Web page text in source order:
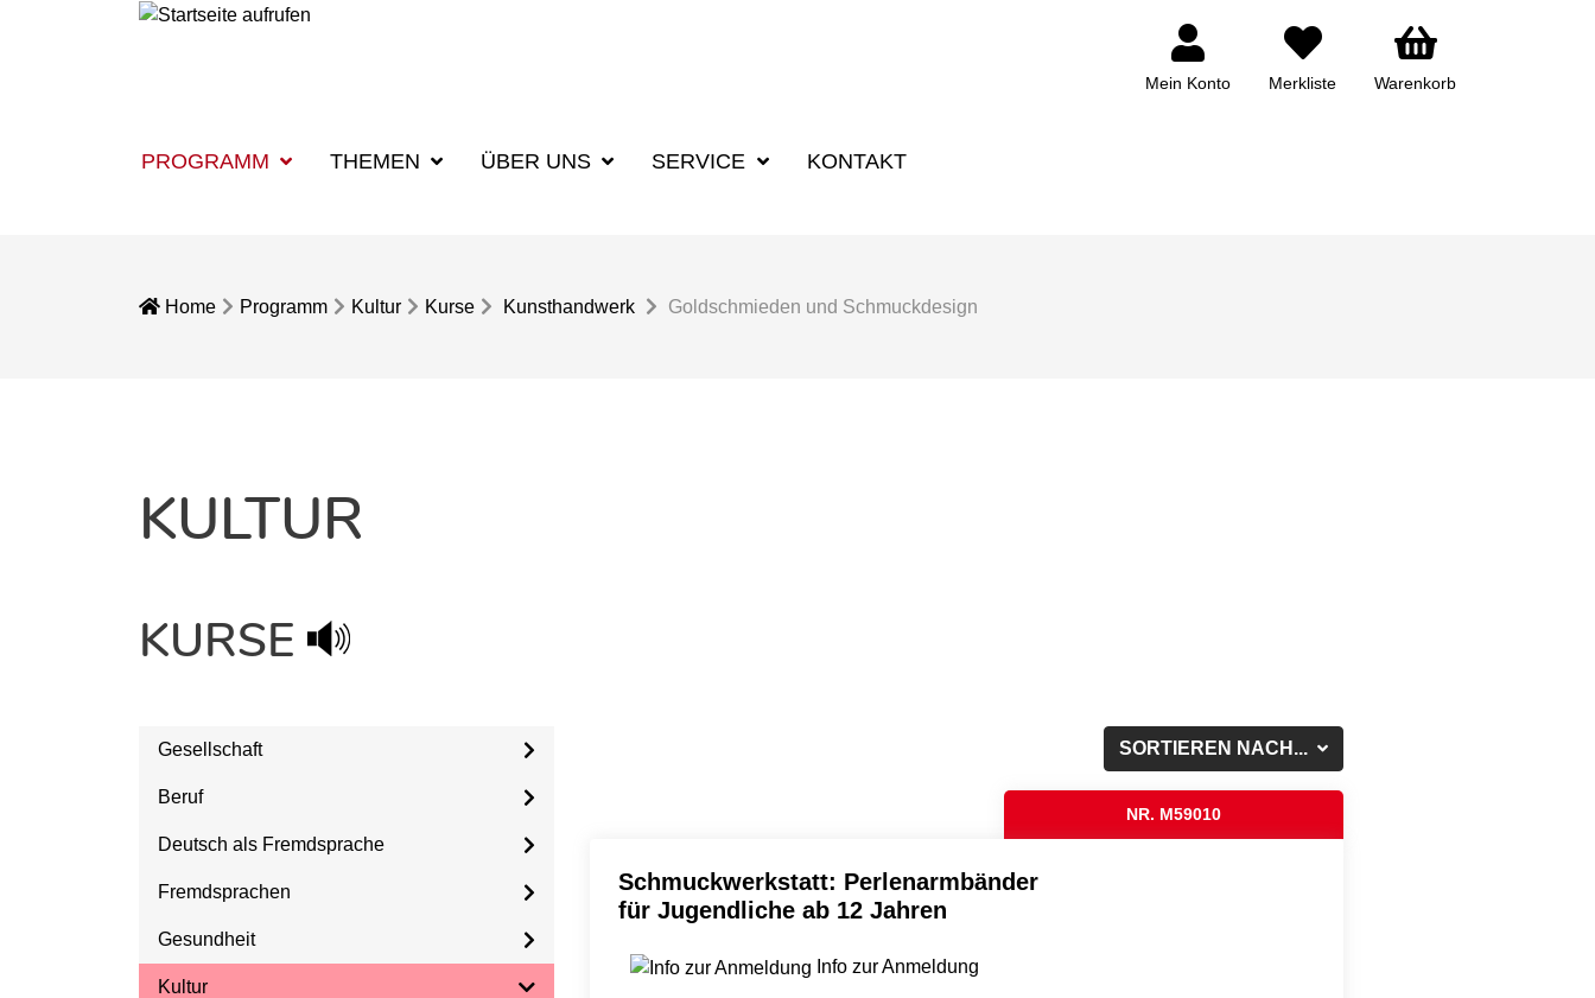
Mein Konto Merkliste Warenkorb
PROGRAMM THEMEN ÜBER UNS SERVICE KONTAKT
Home Programm Kultur Kurse Kunsthandwerk Goldschmieden und Schmuckdesign
KULTUR
KURSE
Gesellschaft
Beruf
Deutsch als Fremdsprache
Fremdsprachen
Gesundheit
Kultur
SORTIEREN NACH...
NR. M59010
Schmuckwerkstatt: Perlenarmbänder
für Jugendliche ab 12 Jahren
Info zur Anmeldung